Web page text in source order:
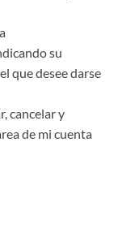
su
que desee darse
cancelar y
de mi cuenta